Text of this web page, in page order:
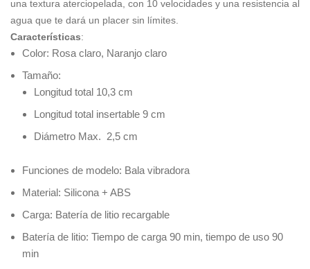
una textura aterciopelada, con 10 velocidades y una resistencia al
agua que te dará un placer sin límites.
Características:
Color: Rosa claro, Naranjo claro
Tamaño:
Longitud total 10,3 cm
Longitud total insertable 9 cm
Diámetro Max. 2,5 cm
Funciones de modelo: Bala vibradora
Material: Silicona + ABS
Carga: Batería de litio recargable
Batería de litio: Tiempo de carga 90 min, tiempo de uso 90
min